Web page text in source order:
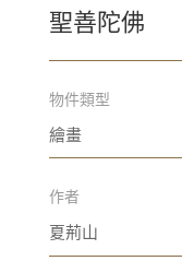
聖善陀佛
物件類型
繪畫
作者
夏荊山